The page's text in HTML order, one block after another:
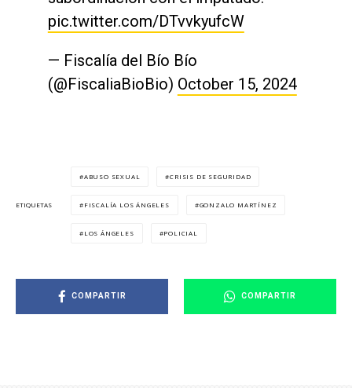
pic.twitter.com/DTvvkyufcW
— Fiscalía del Bío Bío
(@FiscaliaBioBio) October 15, 2024
ETIQUETAS
ABUSO SEXUAL CRISIS DE SEGURIDAD
FISCALÍA LOS ÁNGELES GONZALO MARTÍNEZ
LOS ÁNGELES POLICIAL
COMPARTIR COMPARTIR